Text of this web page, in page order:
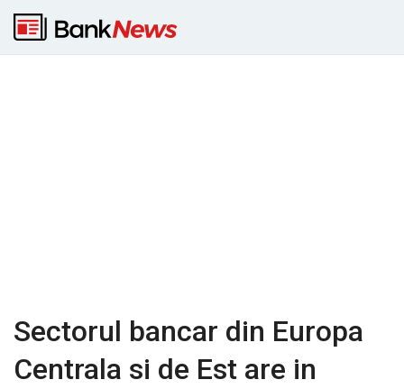
Sectorul bancar din Europa
Centrala si de Est are in